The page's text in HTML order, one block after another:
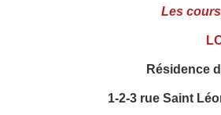
Les
Résidence
1-2-3 rue Saint